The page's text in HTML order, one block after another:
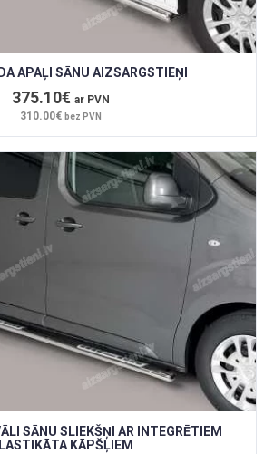
APAĻI SĀNU AIZSARGSTIEŅI
375.10€ ar PVN
310.00€ bez PVN
SĀNU SLIEKŠŅI AR INTEGRĒTIEM
KĀPŠĻIEM